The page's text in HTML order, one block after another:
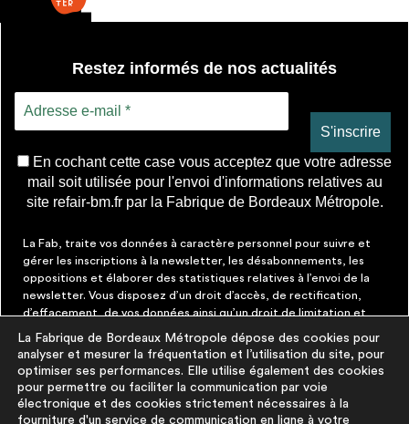
Restez informés de nos actualités
En cochant cette case vous acceptez que votre adresse
mail soit utilisée pour l'envoi d'informations relatives au
site refair-bm.fr par la Fabrique de Bordeaux Métropole.
La Fab, traite vos données à caractère personnel pour suivre et
gérer les inscriptions à la newsletter, les désabonnements, les
oppositions et élaborer des statistiques relatives à l’envoi de la
newsletter. Vous disposez d’un droit d’accès, de rectification,
d’effacement, de vos données ainsi qu’un droit de limitation et
moment faire cesser ces communications en cliquant sur le lien de
désinscription figurant dans chaque message. Vous pouvez
exercer ces droits par courrier électronique à contact@lafab-
bm.fr. Pour en savoir plus sur le traitement de vos données,
cliquezici
La Fabrique de Bordeaux Métropole dépose des cookies pour
analyser et mesurer la fréquentation et l’utilisation du site, pour
optimiser ses performances. Elle utilise également des cookies
pour permettre ou faciliter la communication par voie
électronique et des cookies strictement nécessaires à la
fourniture d'un service de communication en ligne à votre